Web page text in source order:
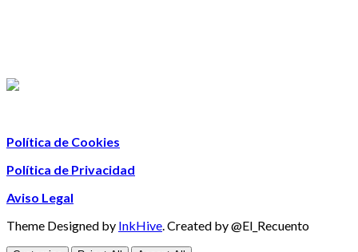
Política de Cookies
Política de Privacidad
Aviso Legal
Theme Designed by InkHive.Created by @El_Recuento